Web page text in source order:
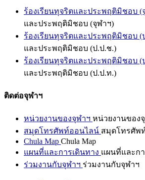
ร้องเรียนทุจริตและประพฤติมิชอบ (
และประพฤติมิชอบ (จุฬาฯ)
ร้องเรียนทุจริตและประพฤติมิชอบ (
และประพฤติมิชอบ (ป.ป.ช.)
ร้องเรียนทุจริตและประพฤติมิชอบ (
และประพฤติมิชอบ (ป.ป.ท.)
ติดต่อจุฬาฯ
หน่วยงานของจุฬาฯ หน่วยงานของ
สมุดโทรศัพท์ออนไลน์ สมุดโทรศัพ
Chula Map Chula Map
แผนที่และการเดินทาง แผนที่และก
ร่วมงานกับจุฬาฯ ร่วมงานกับจุฬาฯ